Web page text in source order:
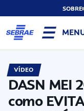
SOBRE
VÍDEO
DASN MEI
como